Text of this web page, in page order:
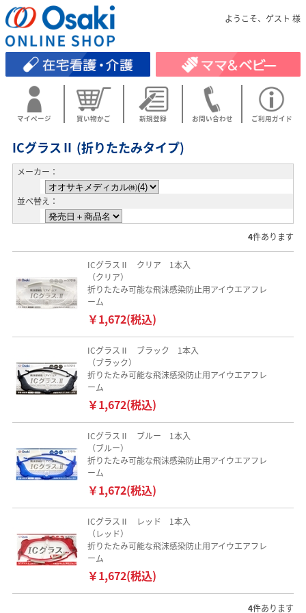
ようこそ、ゲスト 様
マイページ 買い物かご 新規登録 お問い合わせ ご利用ガイド
ICグラスⅡ (折りたたみタイプ)
メーカー：
並べ替え：
4件あります
ICグラスⅡ クリア 1本入
（クリア）
折りたたみ可能な飛沫感染防止用アイウエアフレ
ーム
￥1,672(税込)
ICグラスⅡ ブラック 1本入
（ブラック）
折りたたみ可能な飛沫感染防止用アイウエアフレ
ーム
￥1,672(税込)
ICグラスⅡ ブルー 1本入
（ブルー）
折りたたみ可能な飛沫感染防止用アイウエアフレ
ーム
￥1,672(税込)
ICグラスⅡ レッド 1本入
（レッド）
折りたたみ可能な飛沫感染防止用アイウエアフレ
ーム
￥1,672(税込)
4件あります